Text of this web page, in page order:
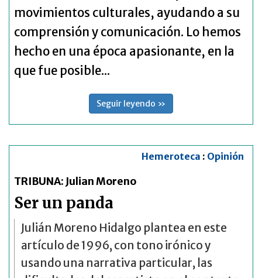
movimientos culturales, ayudando a su
comprensión y comunicación. Lo hemos
hecho en una época apasionante, en la
que fue posible...
Seguir leyendo »
Hemeroteca : Opinión
TRIBUNA: Julian Moreno
Ser un panda
Julián Moreno Hidalgo plantea en este
artículo de 1996, con tono irónico y
usando una narrativa particular, las